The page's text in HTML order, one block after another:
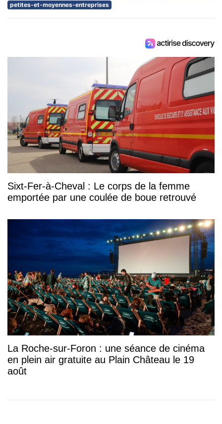
petites-et-moyennes-entreprises
Sixt-Fer-à-Cheval : Le corps de la femme
emportée par une coulée de boue retrouvé
La Roche-sur-Foron : une séance de cinéma
en plein air gratuite au Plain Château le 19
août